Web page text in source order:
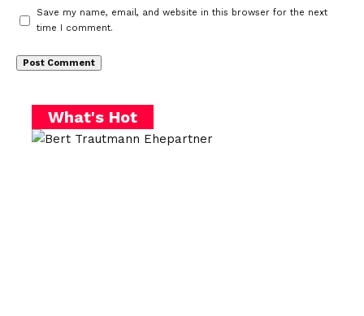
Save my name, email, and website in this browser for the next
time I comment.
What's Hot